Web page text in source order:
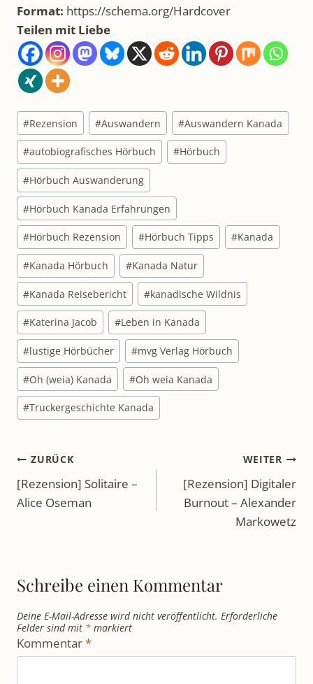
Format: https://schema.org/Hardcover
Teilen mit Liebe
Schlagworte:
#Rezension #Auswandern #Auswandern Kanada
#autobiografisches Hörbuch #Hörbuch
#Hörbuch Auswanderung
#Hörbuch Kanada Erfahrungen
#Hörbuch Rezension #Hörbuch Tipps #Kanada
#Kanada Hörbuch #Kanada Natur
#Kanada Reisebericht #kanadische Wildnis
#Katerina Jacob #Leben in Kanada
#lustige Hörbücher #mvg Verlag Hörbuch
#Oh (weia) Kanada #Oh weia Kanada
#Truckergeschichte Kanada
Beitragsnavigation
ZURÜCK
[Rezension] Solitaire –
Alice Oseman
WEITER
[Rezension] Digitaler
Burnout – Alexander
Markowetz
Schreibe einen Kommentar
Deine E-Mail-Adresse wird nicht veröffentlicht. Erforderliche
Felder sind mit * markiert
Kommentar*